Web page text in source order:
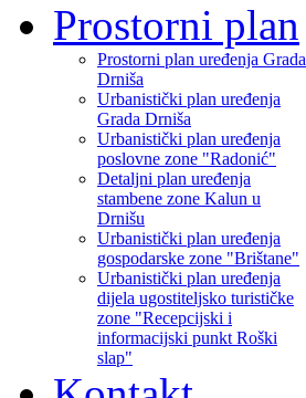
Prostorni plan
Prostorni plan uređenja Grada
Drniša
Urbanistički plan uređenja
Grada Drniša
Urbanistički plan uređenja
poslovne zone "Radonić"
Detaljni plan uređenja
stambene zone Kalun u
Drnišu
Urbanistički plan uređenja
gospodarske zone "Brištane"
Urbanistički plan uređenja
dijela ugostiteljsko turističke
zone "Recepcijski i
informacijski punkt Roški
slap"